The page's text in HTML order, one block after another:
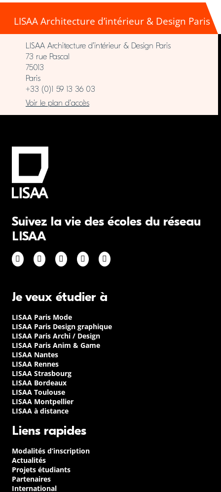
LISAA Architecture d’intérieur & Design Paris
LISAA Architecture d’intérieur & Design Paris
73 rue Pascal
75013
Paris
+33 (0)1 59 13 36 03
Voir le plan d’accès
Suivez la vie des écoles du réseau
LISAA
Je veux étudier à
LISAA Paris Mode
LISAA Paris Design graphique
LISAA Paris Archi / Design
LISAA Paris Anim & Game
LISAA Nantes
LISAA Rennes
LISAA Strasbourg
LISAA Bordeaux
LISAA Toulouse
LISAA Montpellier
LISAA à distance
Liens rapides
Modalités d’inscription
Actualités
Projets étudiants
Partenaires
International